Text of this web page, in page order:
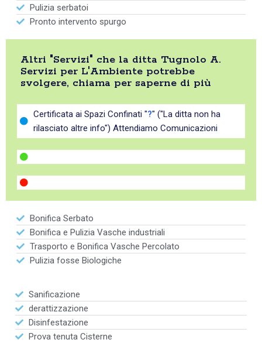
Pulizia serbatoi
Pronto intervento spurgo
Altri "Servizi" che la ditta Tugnolo A.
Servizi per L'Ambiente potrebbe
svolgere, chiama per saperne di più
Certificata ai Spazi Confinati "?" ("La ditta non ha
rilasciato altre info") Attendiamo Comunicazioni
Bonifica Serbato
Bonifica e Pulizia Vasche industriali
Trasporto e Bonifica Vasche Percolato
Pulizia fosse Biologiche
Sanificazione
derattizzazione
Disinfestazione
Prova tenuta Cisterne